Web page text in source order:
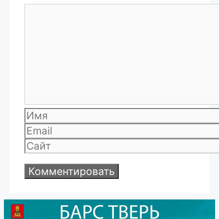
Имя
Email
Сайт